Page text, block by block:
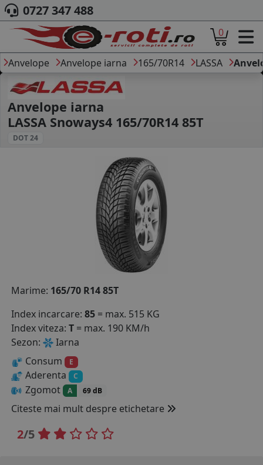
ACASA
DESPRE NOI
ANVELOPE
AUTO
CAMION
MOTO
AGROINDUSTRIALE
DIMENSIUNI
PRODUCATORI ANVELOPE
MARCA AUTO
B2B - COLABORARE COMPANII
CONTACT
0727 347 488
0
Anvelope Anvelope iarna 165/70R14 LASSA
Anvelope iarna
LASSA Snoways4 165/70R14 85T
DOT 24
Marime: 165/70 R14 85T
Index incarcare: 85 = max. 515 KG
Index viteza: T = max. 190 KM/h
Sezon:
Iarna
Consum
E
Aderenta C
Zgomot A 69 dB
Citeste mai mult despre etichetare
2/5